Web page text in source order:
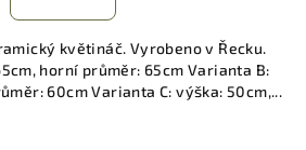
květináč. Vyrobeno v Řecku.
horní průměr: 65cm Varianta B:
60cm Varianta C: výška: 50cm,...